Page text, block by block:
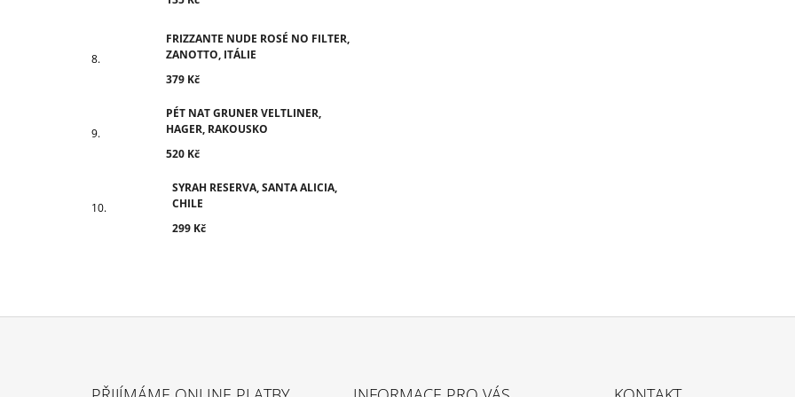
FRIZZANTE NUDE ROSÉ NO FILTER,
ZANOTTO, ITÁLIE
379 Kč
PÉT NAT GRUNER VELTLINER,
HAGER, RAKOUSKO
520 Kč
SYRAH RESERVA, SANTA ALICIA,
CHILE
299 Kč